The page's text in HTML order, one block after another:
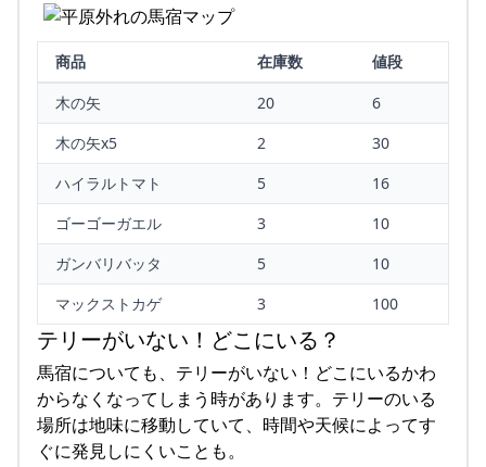
商品 在庫数
値段
木の矢
20
6
木の矢x5
2
30
ハイラルトマト
5
16
ゴーゴーガエル
3
10
ガンバリバッタ
5
10
マックストカゲ
3 100
テリーがいない！どこにいる？
馬宿についても、テリーがいない！どこにいるかわ
からなくなってしまう時があります。テリーのいる
場所は地味に移動していて、時間や天候によってす
ぐに発見しにくいことも。